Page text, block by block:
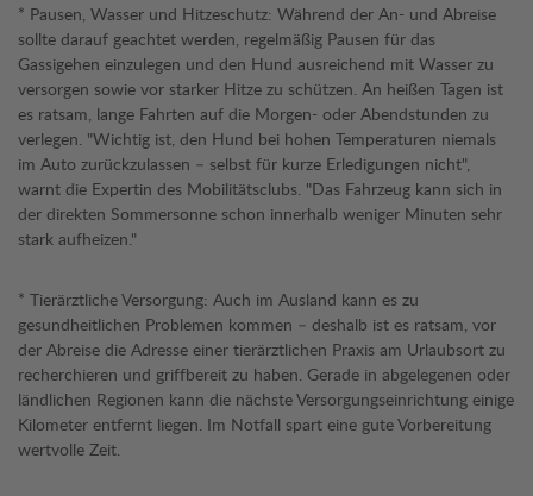
* Pausen, Wasser und Hitzeschutz: Während der An- und Abreise
sollte darauf geachtet werden, regelmäßig Pausen für das
Gassigehen einzulegen und den Hund ausreichend mit Wasser zu
versorgen sowie vor starker Hitze zu schützen. An heißen Tagen ist
es ratsam, lange Fahrten auf die Morgen- oder Abendstunden zu
verlegen. "Wichtig ist, den Hund bei hohen Temperaturen niemals
im Auto zurückzulassen – selbst für kurze Erledigungen nicht",
warnt die Expertin des Mobilitätsclubs. "Das Fahrzeug kann sich in
der direkten Sommersonne schon innerhalb weniger Minuten sehr
stark aufheizen."
* Tierärztliche Versorgung: Auch im Ausland kann es zu
gesundheitlichen Problemen kommen – deshalb ist es ratsam, vor
der Abreise die Adresse einer tierärztlichen Praxis am Urlaubsort zu
recherchieren und griffbereit zu haben. Gerade in abgelegenen oder
ländlichen Regionen kann die nächste Versorgungseinrichtung einige
Kilometer entfernt liegen. Im Notfall spart eine gute Vorbereitung
wertvolle Zeit.